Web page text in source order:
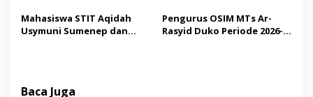
Operator Diaudit
Pendidikan Berbasis
Budaya
Mahasiswa STIT Aqidah
Usymuni Sumenep dan
Pengurus OSIM MTs Ar-
Rasyid Duko Periode 2026-
Baca Juga